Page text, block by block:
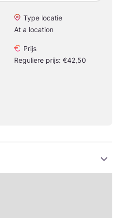
Type locatie
At a location
Prijs
Reguliere prijs: €42,50